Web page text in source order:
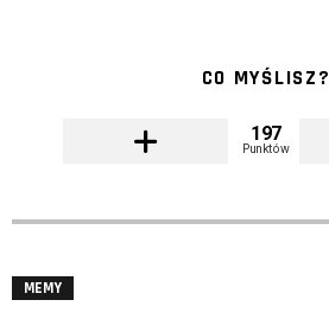
CO MYŚLISZ?
197
Punktów
MEMY